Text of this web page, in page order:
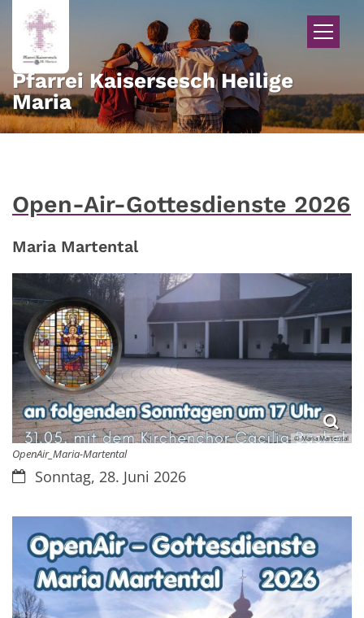
Zum Inhalt springen
Pfarrei Kaisersesch Heilige
Maria
Open-Air-Gottesdienste 2026
Maria Martental
© Maria Martental
OpenAir_Maria-Martental
Datum:Sonntag, 28. Juni 2026